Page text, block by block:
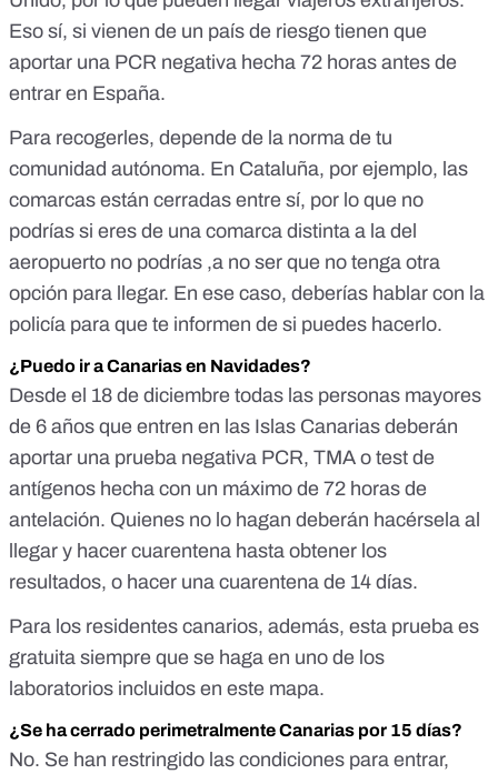
Eso sí, si vienen de un país de riesgo tienen que
aportar una PCR negativa hecha 72 horas antes de
entrar en España.
Para recogerles, depende de la norma de tu
comunidad autónoma. En Cataluña, por ejemplo, las
comarcas están cerradas entre sí, por lo que no
podrías si eres de una comarca distinta a la del
aeropuerto no podrías ,a no ser que no tenga otra
opción para llegar. En ese caso, deberías hablar con la
policía para que te informen de si puedes hacerlo.
¿Puedo ir a Canarias en Navidades?
Desde el 18 de diciembre todas las personas mayores
de 6 años que entren en las Islas Canarias deberán
aportar una prueba negativa PCR, TMA o test de
antígenos hecha con un máximo de 72 horas de
antelación. Quienes no lo hagan deberán hacérsela al
llegar y hacer cuarentena hasta obtener los
resultados, o hacer una cuarentena de 14 días.
Para los residentes canarios, además, esta prueba es
gratuita siempre que se haga en uno de los
laboratorios incluidos en este mapa.
¿Se ha cerrado perimetralmente Canarias por 15 días?
No. Se han restringido las condiciones para entrar,